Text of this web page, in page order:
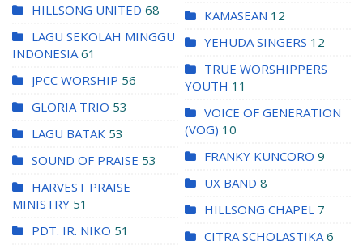
HILLSONG UNITED 68
LAGU SEKOLAH MINGGU
INDONESIA 61
JPCC WORSHIP 56
GLORIA TRIO 53
LAGU BATAK 53
SOUND OF PRAISE 53
HARVEST PRAISE
MINISTRY 51
PDT. IR. NIKO 51
KAMASEAN 12
YEHUDA SINGERS 12
TRUE WORSHIPPERS
YOUTH 11
VOICE OF GENERATION
(VOG) 10
FRANKY KUNCORO 9
UX BAND 8
HILLSONG CHAPEL 7
CITRA SCHOLASTIKA 6